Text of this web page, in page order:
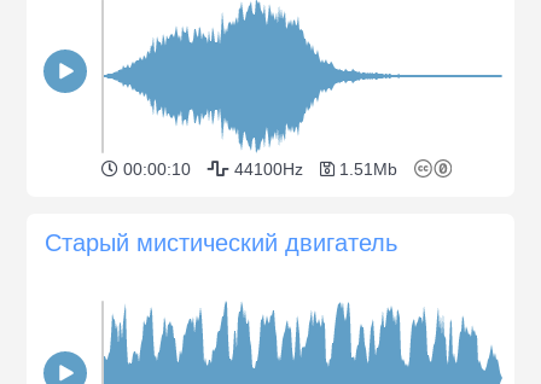
00:00:10 44100Hz 1.51Mb
Старый мистический двигатель